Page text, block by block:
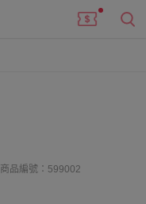
商品編號：599002